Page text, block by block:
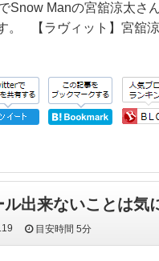
Snow Manの宮舘涼太さ
。 【ラヴィット】宮舘
出来ないことは気
目安時間5分